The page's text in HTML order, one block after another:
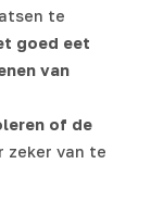
te
goed eet
van
of de
zeker van te